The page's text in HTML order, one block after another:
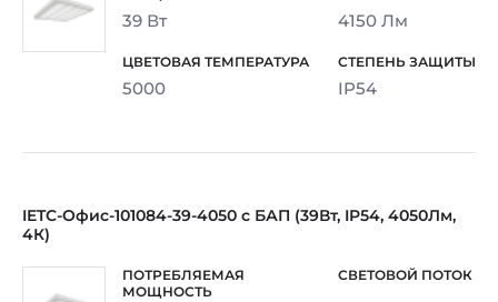
39 Вт 4150 Лм
5000 IP54
IETC-Офис-101084-39-4050 с БАП (39Вт, IP54, 4050Лм,
4К)